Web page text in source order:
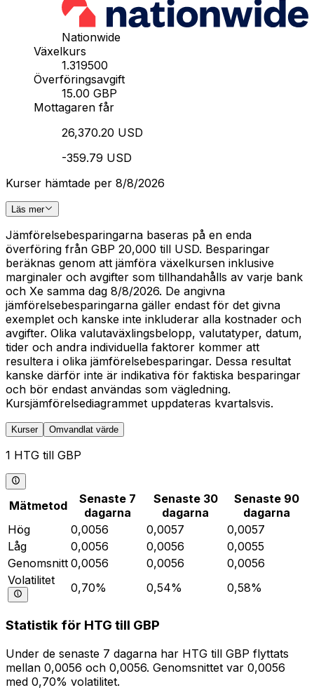
Nationwide
Växelkurs
1.319500
Överföringsavgift
15.00 GBP
Mottagaren får
26,370.20 USD
-359.79 USD
Kurser hämtade per 8/8/2026
Läs mer
Jämförelsebesparingarna baseras på en enda
överföring från GBP 20,000 till USD. Besparingar
beräknas genom att jämföra växelkursen inklusive
marginaler och avgifter som tillhandahålls av varje bank
och Xe samma dag 8/8/2026. De angivna
jämförelsebesparingarna gäller endast för det givna
exemplet och kanske inte inkluderar alla kostnader och
avgifter. Olika valutaväxlingsbelopp, valutatyper, datum,
tider och andra individuella faktorer kommer att
resultera i olika jämförelsebesparingar. Dessa resultat
kanske därför inte är indikativa för faktiska besparingar
och bör endast användas som vägledning.
Kursjämförelsediagrammet uppdateras kvartalsvis.
Kurser Omvandlat värde
1 HTG till GBP
Mätmetod
Senaste 7
dagarna
Senaste 30
dagarna
Senaste 90
dagarna
Hög
0,0056 0,0057
0,0057
Låg
0,0056 0,0056
0,0055
Genomsnitt 0,0056 0,0056
0,0056
Volatilitet
0,70% 0,54% 0,58%
Statistik för HTG till GBP
Under de senaste 7 dagarna har HTG till GBP flyttats
mellan 0,0056 och 0,0056. Genomsnittet var 0,0056
med 0,70% volatilitet.